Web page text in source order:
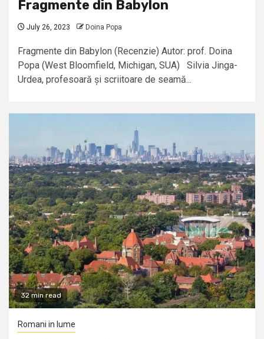
Fragmente din Babylon
July 26, 2023 Doina Popa
Fragmente din Babylon (Recenzie) Autor: prof. Doina
Popa (West Bloomfield, Michigan, SUA) Silvia Jinga-
Urdea, profesoară și scriitoare de seamă...
32 min read
Romani in lume